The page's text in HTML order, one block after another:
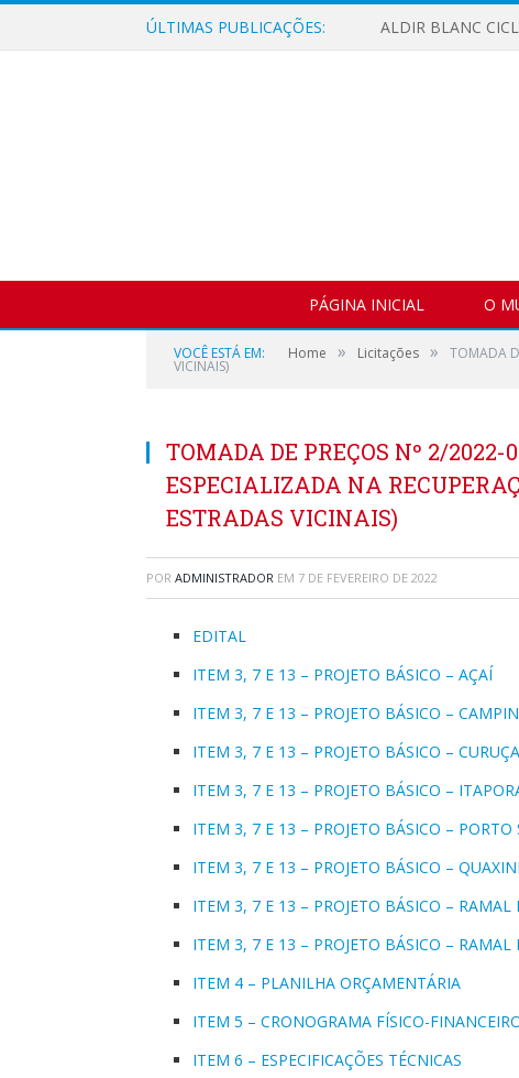
ÚLTIMAS PUBLICAÇÕES: ALDIR BLANC
PÁGINA INICIAL O
VOCÊ ESTÁ EM: Home » Licitações » TOMADA
VICINAIS)
TOMADA DE PREÇOS Nº 2/2022-
ESPECIALIZADA NA
ESTRADAS VICINAIS)
POR ADMINISTRADOR EM 7 DE FEVEREIRO DE 2022
EDITAL
ITEM 3, 7 E 13 – PROJETO BÁSICO – AÇAÍ
ITEM 3, 7 E 13 – PROJETO BÁSICO –
ITEM 3, 7 E 13 – PROJETO BÁSICO –
ITEM 3, 7 E 13 – PROJETO BÁSICO –
ITEM 3, 7 E 13 – PROJETO BÁSICO – PORTO
ITEM 3, 7 E 13 – PROJETO BÁSICO –
ITEM 3, 7 E 13 – PROJETO BÁSICO – RAMAL
ITEM 3, 7 E 13 – PROJETO BÁSICO – RAMAL
ITEM 4 – PLANILHA ORÇAMENTÁRIA
ITEM 5 – CRONOGRAMA FÍSICO-
ITEM 6 – ESPECIFICAÇÕES TÉCNICAS